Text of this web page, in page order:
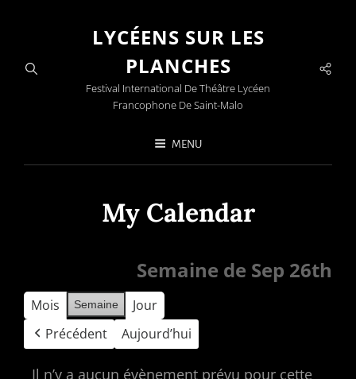
LYCÉENS SUR LES
PLANCHES
Festival International De Théâtre Lycéen
Francophone De Saint-Malo
MENU
My Calendar
Semaine de Sep 26th
Mois Semaine
Jour
Précédent
Aujourd’hui
Il n’y a aucun évènement prévu pour cette